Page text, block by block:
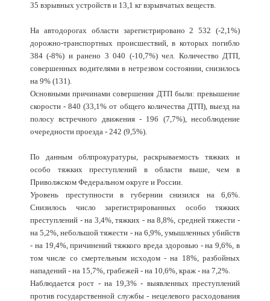
35 взрывных устройств и 13,1 кг взрывчатых веществ.
На автодорогах области зарегистрировано 2 532 (-2,1%)
дорожно-транспортных происшествий, в которых погибло
384 (-8%) и ранено 3 040 (-10,7%) чел. Количество ДТП,
совершенных водителями в нетрезвом состоянии, снизилось
на 9% (131).
Основными причинами совершения ДТП были: превышение
скорости - 840 (33,1% от общего количества ДТП), выезд на
полосу встречного движения - 196 (7,7%), несоблюдение
очередности проезда - 242 (9,5%).
По данным облпрокуратуры, раскрываемость тяжких и
особо тяжких преступлений в области выше, чем в
Приволжском Федеральном округе и России.
Уровень преступности в губернии снизился на 6,6%.
Снизилось число зарегистрированных особо тяжких
преступлений - на 3,4%, тяжких - на 8,8%, средней тяжести -
на 5,2%, небольшой тяжести - на 6,9%, умышленных убийств
- на 19,4%, причинений тяжкого вреда здоровью - на 9,6%, в
том числе со смертельным исходом - на 18%, разбойных
нападений - на 15,7%, грабежей - на 10,6%, краж - на 7,2%.
Наблюдается рост - на 19,3% - выявленных преступлений
против государственной службы - нецелевого расходования